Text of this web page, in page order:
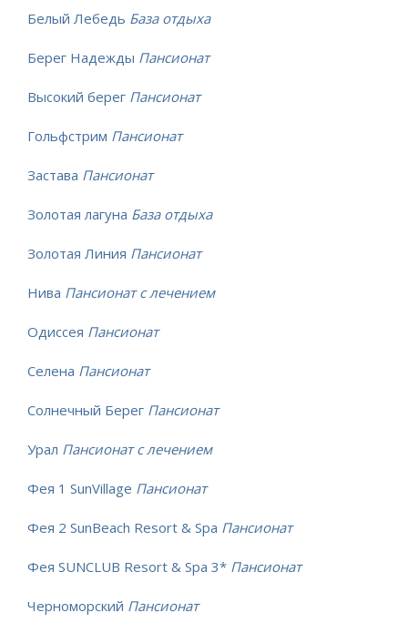
Белый Лебедь База отдыха
Берег Надежды Пансионат
Высокий берег Пансионат
Гольфстрим Пансионат
Застава Пансионат
Золотая лагуна База отдыха
Золотая Линия Пансионат
Нива Пансионат с лечением
Одиссея Пансионат
Селена Пансионат
Солнечный Берег Пансионат
Урал Пансионат с лечением
Фея 1 SunVillage Пансионат
Фея 2 SunBeach Resort & Spa Пансионат
Фея SUNCLUB Resort & Spa 3* Пансионат
Черноморский Пансионат